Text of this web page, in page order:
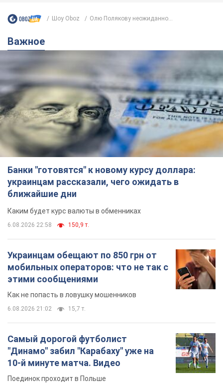
Шоу Oboz Олю Полякову неожиданно...
Важное
Банки "готовятся" к новому курсу доллара:
украинцам рассказали, чего ожидать в
ближайшие дни
Каким будет курс валюты в обменниках
6.08.2026 22:58 150,9 т.
Украинцам обещают по 850 грн от
мобильных операторов: что не так с
этими сообщениями
Как не попасть в ловушку мошенников
6.08.2026 21:02 15,7 т.
Самый дорогой футболист
"Динамо" забил "Карабаху" уже на
10-й минуте матча. Видео
Поединок проходит в Польше